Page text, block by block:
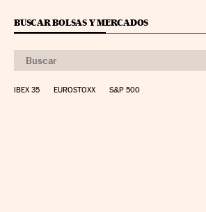
BUSCAR BOLSAS Y MERCADOS
IBEX 35 EUROSTOXX S&P 500